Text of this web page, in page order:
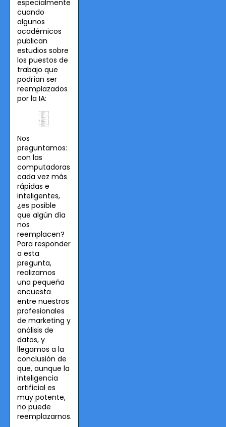
especialmente
cuando
algunos
académicos
publican
estudios sobre
los puestos de
trabajo que
podrían ser
reemplazados
por la IA:
Nos
preguntamos:
con las
computadoras
cada vez más
rápidas e
inteligentes,
¿es posible
que algún día
nos
reemplacen?
Para responder
a esta
pregunta,
realizamos
una pequeña
encuesta
entre nuestros
profesionales
de marketing y
análisis de
datos, y
llegamos a la
conclusión de
que, aunque la
inteligencia
artificial es
muy potente,
no puede
reemplazarnos.